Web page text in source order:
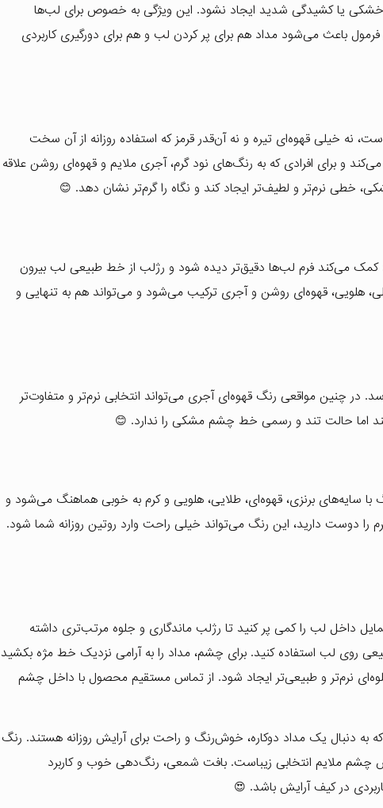
یا کشیدگی شدید ایجاد نشود. این ویژگی به خصوص برای لب‌ها
باعث می‌شود مداد هم برای پر کردن لب و هم برای دورگیری کاربردی
است، نه خیلی قهوه‌ای تیره و نه آن‌قدر قرمز که استفاده روزانه از آن سخت
و برای افرادی که به رنگ‌های نود گرم، آجری ملایم و قهوه‌ای روشن علاقه
خطی نرم‌تر و لطیف‌تر ایجاد کند و نگاه را گرم‌تر نشان دهد. 😊
می‌کند فرم لب‌ها دقیق‌تر دیده شود و رژلب از خط طبیعی لب بیرون
با رژلب‌های نود، کاراملی، هلویی، قهوه‌ای روشن و آجری ترکیب می‌شود و می‌تواند هم به تنهایی و
چنین مواقعی رنگ قهوه‌ای آجری می‌تواند انتخابی نرم‌تر و متفاوت‌تر
اما حالت تند و رسمی خط چشم مشکی را ندارد. 😊
رنگ با سایه‌های برنزی، قهوه‌ای، طلایی، هلویی و کرم به خوبی هماهنگ می‌شود و
دوست دارید، این رنگ می‌تواند خیلی راحت وارد روتین روزانه شما شود.
داخل لب را کمی پر کنید تا رژلب ماندگاری و جلوه مرتب‌تری داشته
روی لب استفاده کنید. برای چشم، مداد را به آرامی نزدیک خط مژه بکشید
نرم‌تر و طبیعی‌تر ایجاد شود. از تماس مستقیم محصول با داخل چشم
برای کسانی مناسب است که به دنبال یک مداد دوکاره، خوش‌رنگ و راحت برای آرایش روزانه هستند. رنگ
چشم ملایم انتخابی زیباست. بافت شمعی، رنگ‌دهی خوب و کاربرد
در کیف آرایش باشد. 😍